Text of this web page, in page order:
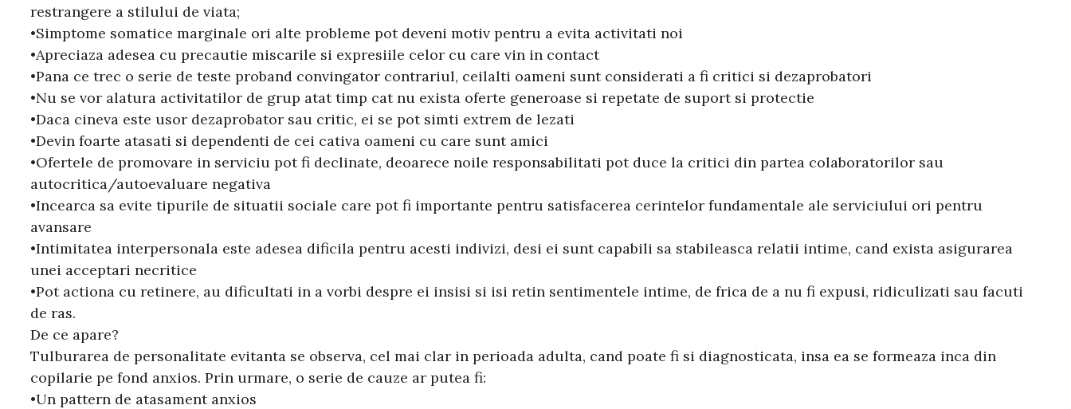
restrangere a stilului de viata;
•Simptome somatice marginale ori alte probleme pot deveni motiv pentru a evita activitati noi
•Apreciaza adesea cu precautie miscarile si expresiile celor cu care vin in contact
•Pana ce trec o serie de teste proband convingator contrariul, ceilalti oameni sunt considerati a fi critici si dezaprobatori
•Nu se vor alatura activitatilor de grup atat timp cat nu exista oferte generoase si repetate de suport si protectie
•Daca cineva este usor dezaprobator sau critic, ei se pot simti extrem de lezati
•Devin foarte atasati si dependenti de cei cativa oameni cu care sunt amici
•Ofertele de promovare in serviciu pot fi declinate, deoarece noile responsabilitati pot duce la critici din partea colaboratorilor sau
autocritica/autoevaluare negativa
•Incearca sa evite tipurile de situatii sociale care pot fi importante pentru satisfacerea cerintelor fundamentale ale serviciului ori pentru
avansare
•Intimitatea interpersonala este adesea dificila pentru acesti indivizi, desi ei sunt capabili sa stabileasca relatii intime, cand exista asigurarea
unei acceptari necritice
•Pot actiona cu retinere, au dificultati in a vorbi despre ei insisi si isi retin sentimentele intime, de frica de a nu fi expusi, ridiculizati sau facuti
de ras.
De ce apare?
Tulburarea de personalitate evitanta se observa, cel mai clar in perioada adulta, cand poate fi si diagnosticata, insa ea se formeaza inca din
copilarie pe fond anxios. Prin urmare, o serie de cauze ar putea fi:
•Un pattern de atasament anxios